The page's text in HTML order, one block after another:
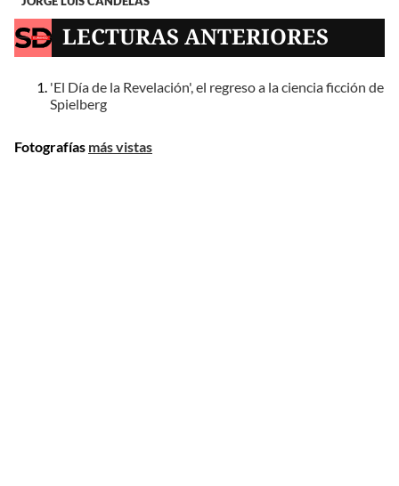
LECTURAS ANTERIORES
'El Día de la Revelación', el regreso a la ciencia ficción de
Spielberg
Fotografías más vistas